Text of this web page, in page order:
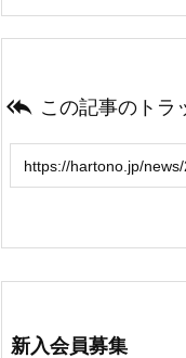
 この記事のトラ
新入会員募集